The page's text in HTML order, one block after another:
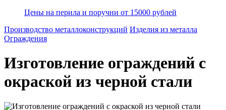
Цены на перила и поручни от 15000 рублей
Производство металлоконструкций Изделия из металла
Ограждения
Изготовление ограждений с
окраской из черной стали